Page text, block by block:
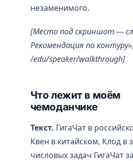
незаменимого.
[Место под скриншот —
Рекомендация по
/edu/speaker/walkthrough]
Что лежит в моём
чемоданчике
Текст. ГигаЧат в
Квен в китайском, Клод в
числовых задач ГигаЧат